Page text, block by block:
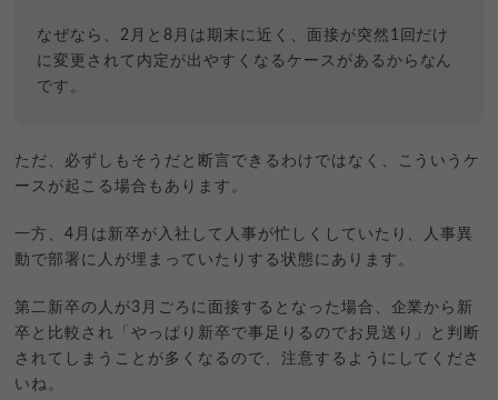
なぜなら、2月と8月は期末に近く、面接が突然1回だけ
に変更されて内定が出やすくなるケースがあるからなん
です。
ただ、必ずしもそうだと断言できるわけではなく、こういうケ
ースが起こる場合もあります。
一方、4月は新卒が入社して人事が忙しくしていたり、人事異
動で部署に人が埋まっていたりする状態にあります。
第二新卒の人が3月ごろに面接するとなった場合、企業から新
卒と比較され「やっぱり新卒で事足りるのでお見送り」と判断
されてしまうことが多くなるので、注意するようにしてくださ
いね。